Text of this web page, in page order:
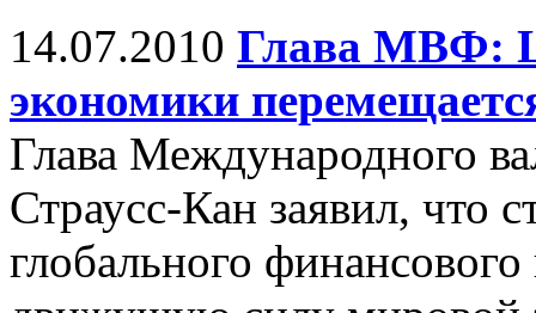
14.07.2010 Глава МВФ:
экономики
Глава Международного
Страусс-Кан заявил, что
глобального